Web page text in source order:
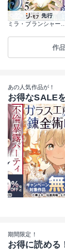
ミラ・ブランシャールは二度救う ～ある
作
あの人気作品が！
お得なSALE
期間限定！
お得に読める